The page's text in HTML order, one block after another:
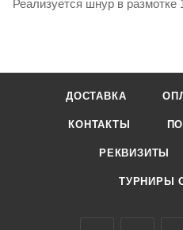
Реализуется шнур в
ДОСТАВКА
КОНТАКТЫ
РЕКВИЗИТЫ
ТУРНИРЫ